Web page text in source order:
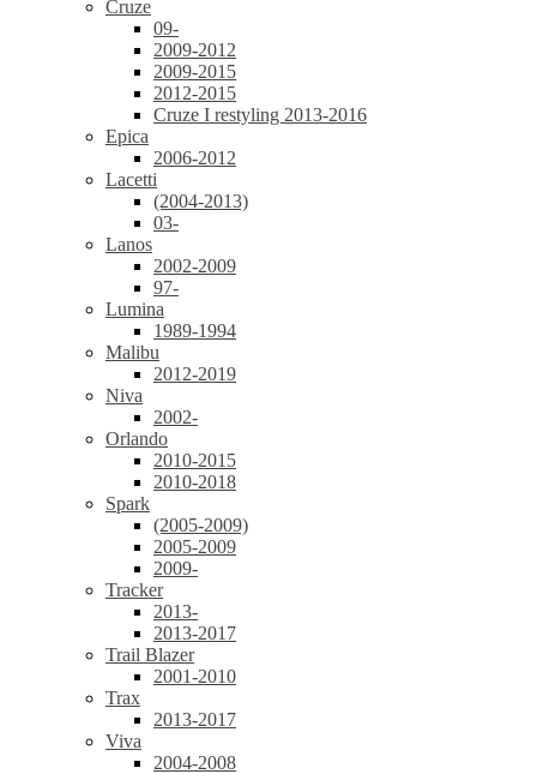
Cruze
09-
2009-2012
2009-2015
2012-2015
Cruze I restyling 2013-2016
Epica
2006-2012
Lacetti
(2004-2013)
03-
Lanos
2002-2009
97-
Lumina
1989-1994
Malibu
2012-2019
Niva
2002-
Orlando
2010-2015
2010-2018
Spark
(2005-2009)
2005-2009
2009-
Tracker
2013-
2013-2017
Trail Blazer
2001-2010
Trax
2013-2017
Viva
2004-2008